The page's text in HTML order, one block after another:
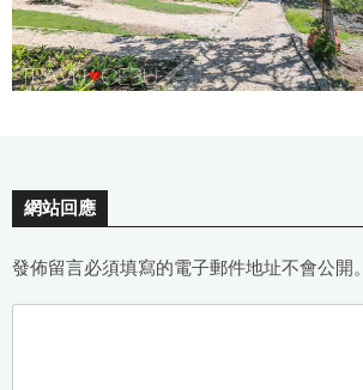
網站回應
發佈留言必須填寫的電子郵件地址不會公開。